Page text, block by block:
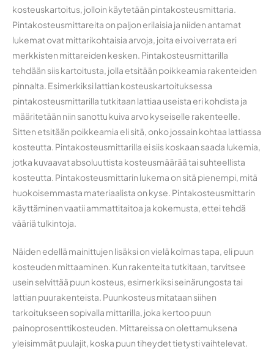
kosteuskartoitus, jolloin käytetään pintakosteusmittaria.
Pintakosteusmittareita on paljon erilaisia ja niiden antamat
lukemat ovat mittarikohtaisia arvoja, joita ei voi verrata eri
merkkisten mittareiden kesken. Pintakosteusmittarilla
tehdään siis kartoitusta, jolla etsitään poikkeamia rakenteiden
pinnalta. Esimerkiksi lattian kosteuskartoituksessa
pintakosteusmittarilla tutkitaan lattiaa useista eri kohdista ja
määritetään niin sanottu kuiva arvo kyseiselle rakenteelle.
Sitten etsitään poikkeamia eli sitä, onko jossain kohtaa lattiassa
kosteutta. Pintakosteusmittarilla ei siis koskaan saada lukemia,
jotka kuvaavat absoluuttista kosteusmäärää tai suhteellista
kosteutta. Pintakosteusmittarin lukema on sitä pienempi, mitä
huokoisemmasta materiaalista on kyse. Pintakosteusmittarin
käyttäminen vaatii ammattitaitoa ja kokemusta, ettei tehdä
vääriä tulkintoja.
Näiden edellä mainittujen lisäksi on vielä kolmas tapa, eli puun
kosteuden mittaaminen. Kun rakenteita tutkitaan, tarvitsee
usein selvittää puun kosteus, esimerkiksi seinärungosta tai
lattian puurakenteista. Puunkosteus mitataan siihen
tarkoitukseen sopivalla mittarilla, joka kertoo puun
painoprosenttikosteuden. Mittareissa on olettamuksena
yleisimmät puulajit, koska puun tiheydet tietysti vaihtelevat.